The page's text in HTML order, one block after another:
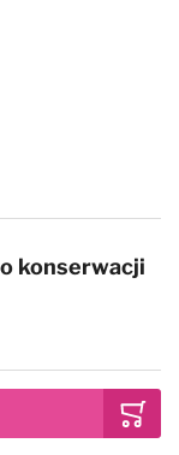
konserwacji